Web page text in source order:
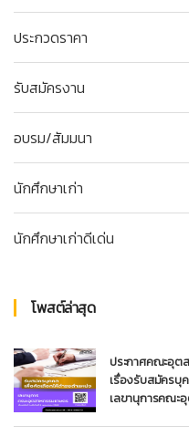
ประกวดราคา
รับสมัครงาน
อบรม/สัมมนา
นักศึกษาเก่า
นักศึกษาเก่าดีเด่น
โพสต์ล่าสุด
ประกาศคณะอุต
เรื่องรับสมัครบุ
เลขานุการคณะ